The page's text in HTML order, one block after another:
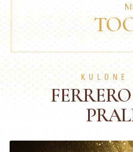
KULDNE